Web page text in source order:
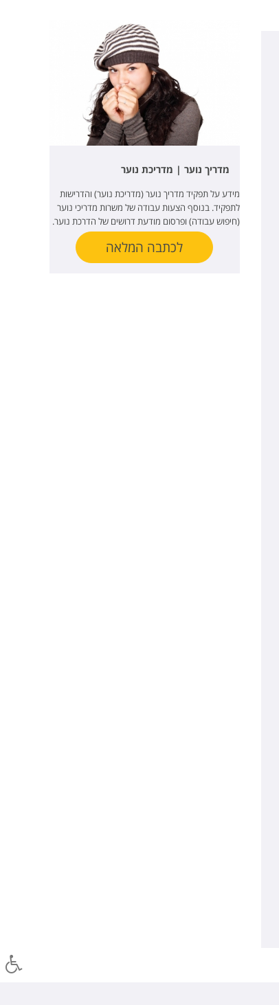
מדריך נוער | מדריכת נוער
מידע על תפקיד מדריך נוער (מדריכת נוער) והדרישות
לתפקיד. בנוסף הצעות עבודה של משרות מדריכי נוער
(חיפוש עבודה) ופרסום מודעת דרושים של הדרכת נוער.
לכתבה המלאה